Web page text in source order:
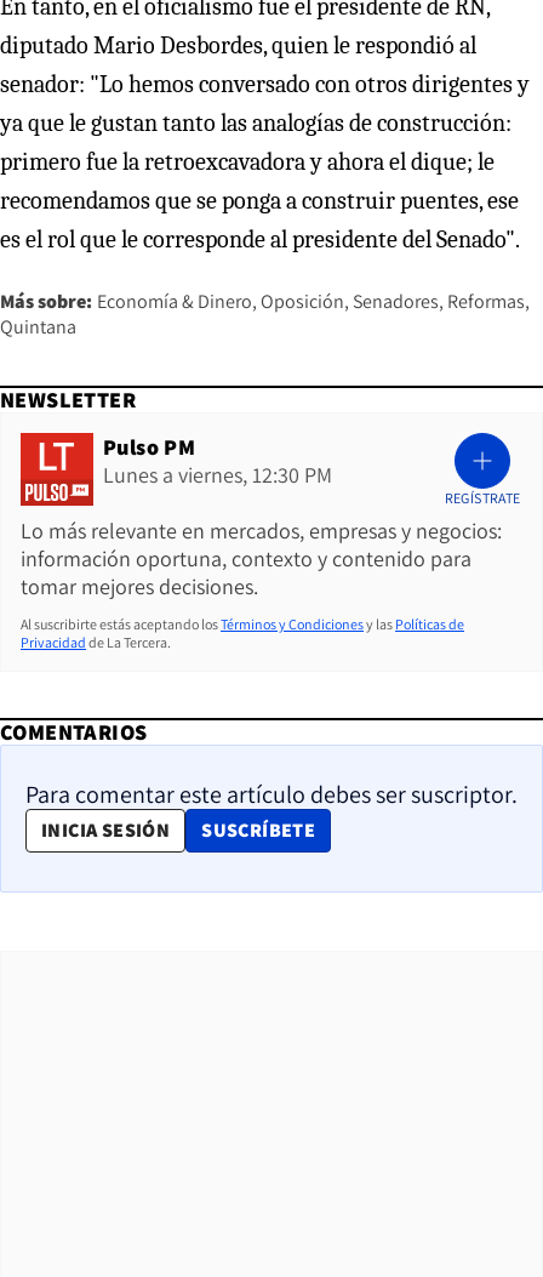
En tanto, en el oficialismo fue el presidente de RN,
diputado Mario Desbordes, quien le respondió al
senador: "Lo hemos conversado con otros dirigentes y
ya que le gustan tanto las analogías de construcción:
primero fue la retroexcavadora y ahora el dique; le
recomendamos que se ponga a construir puentes, ese
es el rol que le corresponde al presidente del Senado".
Más sobre: Economía & Dinero Oposición Senadores Reformas
Quintana
NEWSLETTER
Pulso PM
Lunes a viernes, 12:30 PM
Lo más relevante en mercados, empresas y negocios:
información oportuna, contexto y contenido para
tomar mejores decisiones.
REGÍSTRATE
Al suscribirte estás aceptando losTérminos y Condicionesy las Políticas de
Privacidad de La Tercera.
COMENTARIOS
Para comentar este artículo debes ser suscriptor.
INICIA SESIÓN SUSCRÍBETE
OPENS IN NEW WINDOW